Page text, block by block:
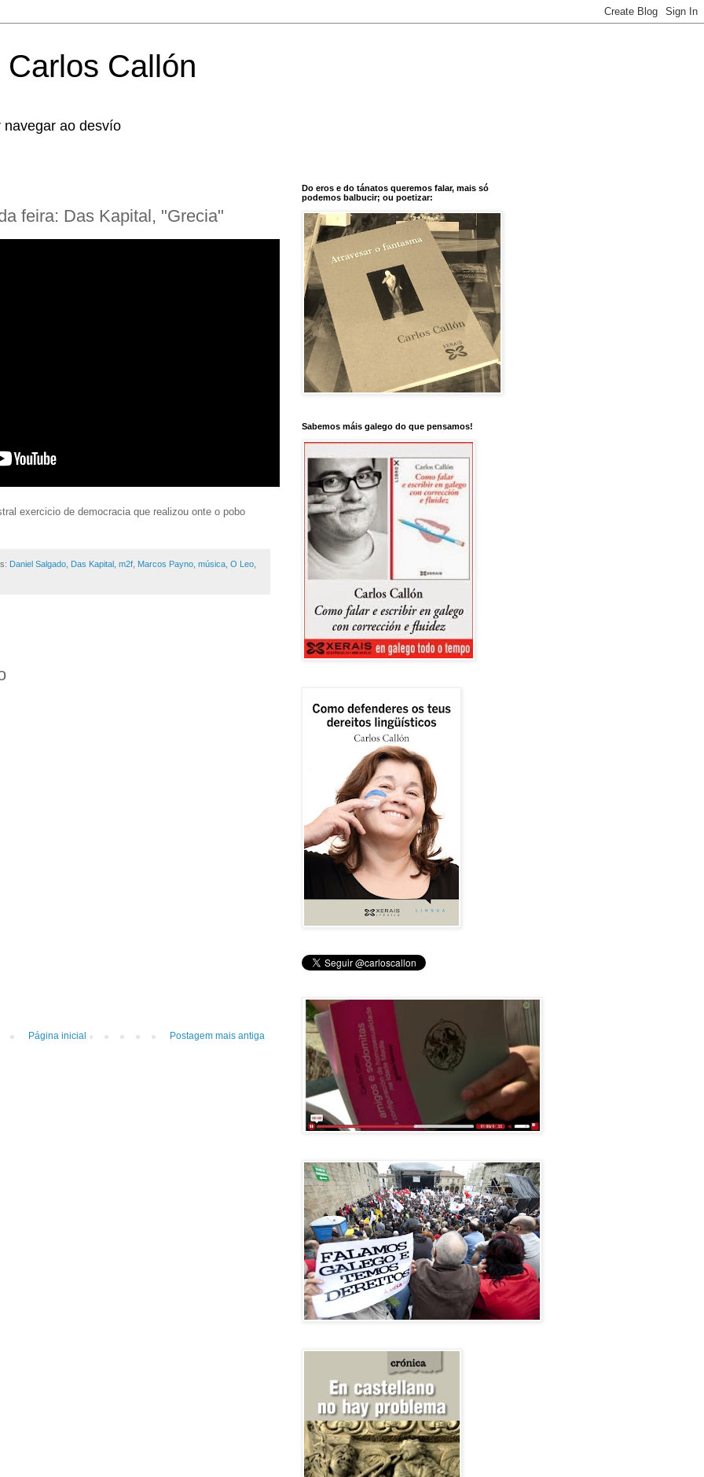
Callón
navegar ao desvío
feira: Das Kapital, "Grecia"
exercicio de democracia que realizou onte o pobo
Daniel Salgado, Das Kapital, m2f, Marcos Payno, música, O Leo,
Postagem mais antiga
Página inicial
Do eros e do tánatos queremos falar, mais só
podemos balbucir; ou poetizar:
Sabemos máis galego do que pensamos!